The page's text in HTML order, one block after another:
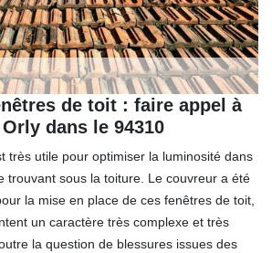
de toit : faire appel à
dans le 94310
très utile pour optimiser la luminosité dans
trouvant sous la toiture. Le couvreur a été
la mise en place de ces fenêtres de toit,
un caractère très complexe et très
la question de blessures issues des